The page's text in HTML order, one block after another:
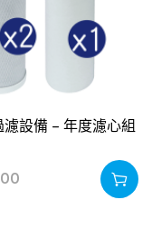
設備 – 年度濾心組